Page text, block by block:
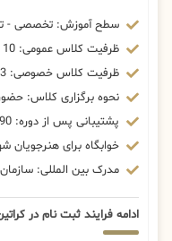
سطح آموزش: تخصصی -
ظرفیت کلاس عمومی: 10 نفر
ظرفیت کلاس خصوصی: 3 نفر
نحوه برگزاری کلاس:
پشتیبانی پس از دوره: 90 روز
خوابگاه برای هنرجویان
مدرک بین المللی:
ادامه فرایند ثبت نام در